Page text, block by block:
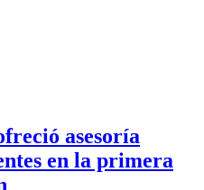
asesoría
en la primera